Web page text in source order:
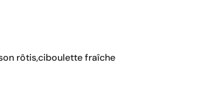
rôtis,ciboulette fraîche